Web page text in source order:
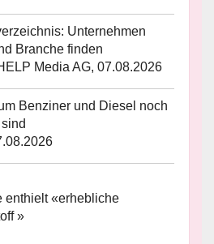
Unternehmen
Branche finden
Media AG, 07.08.2026
Benziner und Diesel noch
enthielt «erhebliche
»